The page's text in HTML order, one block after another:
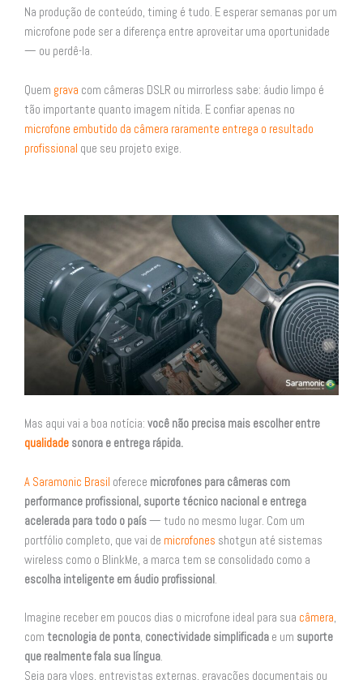
Na produção de conteúdo, timing é tudo. E esperar semanas por um
microfone pode ser a diferença entre aproveitar uma oportunidade
— ou perdê-la.
Quem grava com câmeras DSLR ou mirrorless sabe: áudio limpo é
tão importante quanto imagem nítida. E confiar apenas no
microfone embutido da câmera raramente entrega o resultado
profissional que seu projeto exige.
Mas aqui vai a boa notícia: você não precisa mais escolher entre
qualidade sonora e entrega rápida.
A Saramonic Brasil oferece microfones para câmeras com
performance profissional, suporte técnico nacional e entrega
acelerada para todo o país— tudo no mesmo lugar. Com um
portfólio completo, que vai de microfones shotgun até sistemas
wireless como o BlinkMe, a marca tem se consolidado como a
escolha inteligente em áudio profissional.
Imagine receber em poucos dias o microfone ideal para sua câmera,
com tecnologia de ponta, conectividade simplificada e um suporte
que realmente fala sua língua.
Seja para vlogs, entrevistas externas, gravações documentais ou